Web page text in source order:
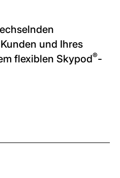
und Ihres
flexiblen Skypod®-